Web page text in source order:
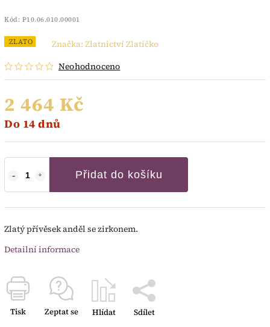
Kód: P10.06.010.00001
ZLATO
Neohodnoceno
Značka: Zlatnictví Zlatíčko
2 464 Kč
Do 14 dnů
Přidat do košíku
Zlatý přívěsek anděl se zirkonem.
Detailní informace
Tisk Zeptat se Hlídat Sdílet